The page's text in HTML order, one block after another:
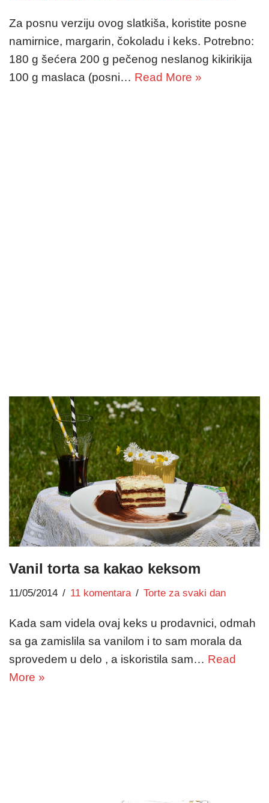
Za posnu verziju ovog slatkiša, koristite posne
namirnice, margarin, čokoladu i keks. Potrebno:
180 g šećera 200 g pečenog neslanog kikirikija
100 g maslaca (posni… Read More »
Vanil torta sa kakao keksom
11/05/2014 11 komentara Torte za svaki dan
Kada sam videla ovaj keks u prodavnici, odmah
sa ga zamislila sa vanilom i to sam morala da
sprovedem u delo , a iskoristila sam… Read
More »